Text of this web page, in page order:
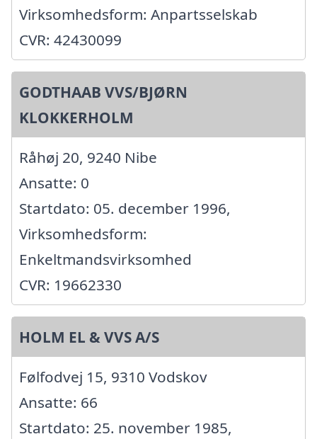
Virksomhedsform: Anpartsselskab
CVR: 42430099
GODTHAAB VVS/BJØRN
KLOKKERHOLM
Råhøj 20, 9240 Nibe
Ansatte: 0
Startdato: 05. december 1996,
Virksomhedsform:
Enkeltmandsvirksomhed
CVR: 19662330
HOLM EL & VVS A/S
Følfodvej 15, 9310 Vodskov
Ansatte: 66
Startdato: 25. november 1985,